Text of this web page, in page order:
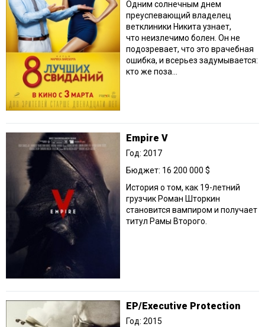
Одним солнечным днем
преуспевающий владелец
ветклиники Никита узнает,
что неизлечимо болен. Он не
подозревает, что это врачебная
ошибка, и всерьез задумывается:
кто же поза...
Empire V
Год: 2017
Бюджет: 16 200 000 $
История о том, как 19-летний
грузчик Роман Шторкин
становится вампиром и получает
титул Рамы Второго.
EP/Executive Protection
Год: 2015